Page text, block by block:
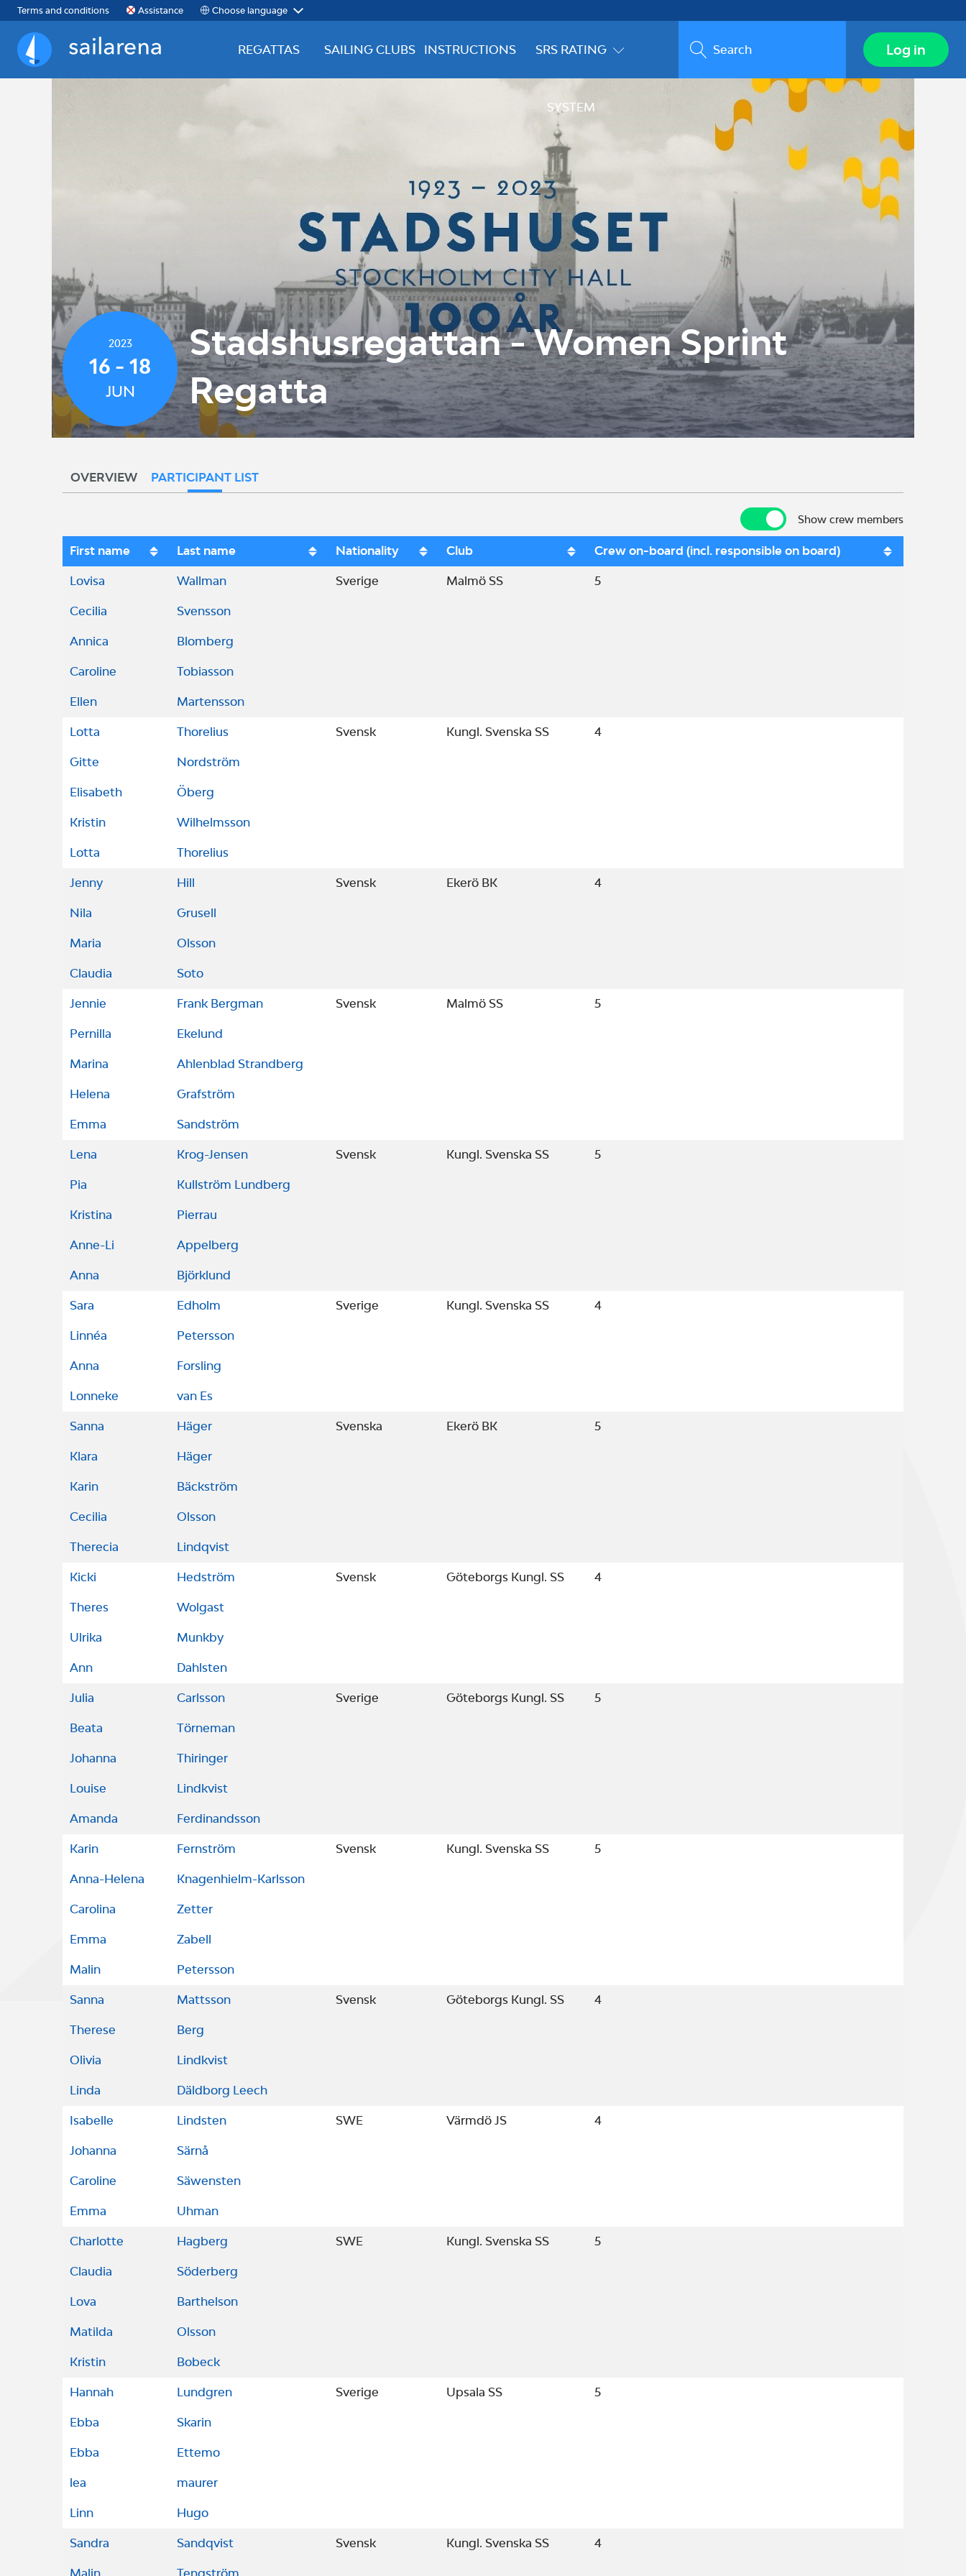
Terms and conditions Assistance Choose language
Sailarena
REGATTAS SAILING CLUBS INSTRUCTIONS SRS RATING
SYSTEM
Search Log in
2023
16 - 18
JUN
Stadshusregattan - Women Sprint
Regatta
OVERVIEW PARTICIPANT LIST
Show crew membersShow crew members
First name Last name Nationality Club Crew on-board (incl. responsible on board)
Lovisa Wallman Sverige Malmö SS 5
Cecilia Svensson
Annica Blomberg
Caroline Tobiasson
Ellen Martensson
Lotta Thorelius Svensk Kungl. Svenska SS 4
Gitte Nordström
Elisabeth Öberg
Kristin Wilhelmsson
Lotta Thorelius
Jenny Hill Svensk Ekerö BK 4
Nila Grusell
Maria Olsson
Claudia Soto
Jennie Frank Bergman Svensk Malmö SS 5
Pernilla Ekelund
Marina Ahlenblad Strandberg
Helena Grafström
Emma Sandström
Lena Krog-Jensen Svensk Kungl. Svenska SS 5
Pia Kullström Lundberg
Kristina Pierrau
Anne-Li Appelberg
Anna Björklund
Sara Edholm Sverige Kungl. Svenska SS 4
Linnéa Petersson
Anna Forsling
Lonneke van Es
Sanna Häger Svenska Ekerö BK 5
Klara Häger
Karin Bäckström
Cecilia Olsson
Therecia Lindqvist
Kicki Hedström Svensk Göteborgs Kungl. SS 4
Theres Wolgast
Ulrika Munkby
Ann Dahlsten
Julia Carlsson Sverige Göteborgs Kungl. SS 5
Beata Törneman
Johanna Thiringer
Louise Lindkvist
Amanda Ferdinandsson
Karin Fernström Svensk Kungl. Svenska SS 5
Anna-Helena Knagenhielm-Karlsson
Carolina Zetter
Emma Zabell
Malin Petersson
Sanna Mattsson Svensk Göteborgs Kungl. SS 4
Therese Berg
Olivia Lindkvist
Linda Däldborg Leech
Isabelle Lindsten SWE Värmdö JS 4
Johanna Särnå
Caroline Säwensten
Emma Uhman
Charlotte Hagberg SWE Kungl. Svenska SS 5
Claudia Söderberg
Lova Barthelson
Matilda Olsson
Kristin Bobeck
Hannah Lundgren Sverige Upsala SS 5
Ebba Skarin
Ebba Ettemo
lea maurer
Linn Hugo
Sandra Sandqvist Svensk Kungl. Svenska SS 4
Malin Tengström